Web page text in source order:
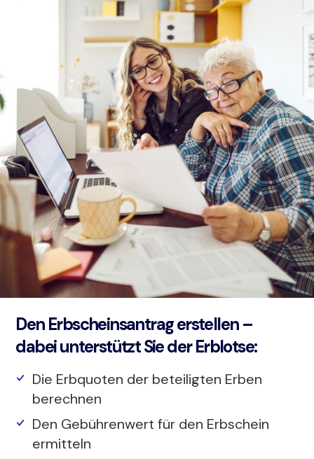
Den Erbscheinsantrag erstellen –
dabei unterstützt Sie der Erblotse:
Die Erbquoten der beteiligten Erben
berechnen
Den Gebührenwert für den Erbschein
ermitteln